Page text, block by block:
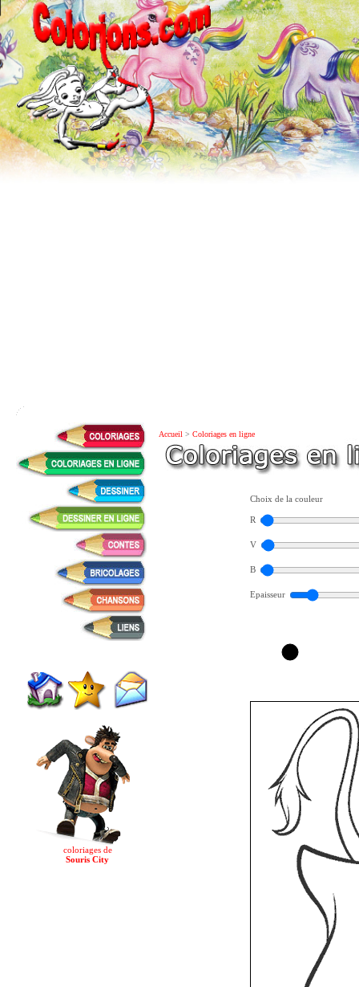
coloriages de
Souris City
Accueil > Coloriages en ligne
Choix de la couleur
R
V
B
Epaisseur